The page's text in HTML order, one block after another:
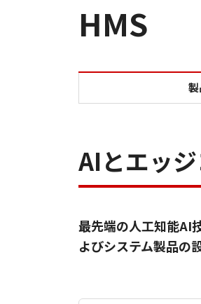
HMS
AIとエッ
最先端の人工知能AI
よびシステム製品の